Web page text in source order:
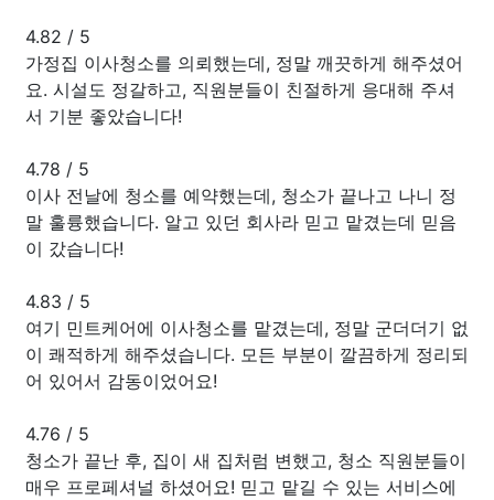
4.82 / 5
가정집 이사청소를 의뢰했는데, 정말 깨끗하게 해주셨어
요. 시설도 정갈하고, 직원분들이 친절하게 응대해 주셔
서 기분 좋았습니다!
4.78 / 5
이사 전날에 청소를 예약했는데, 청소가 끝나고 나니 정
말 훌륭했습니다. 알고 있던 회사라 믿고 맡겼는데 믿음
이 갔습니다!
4.83 / 5
여기 민트케어에 이사청소를 맡겼는데, 정말 군더더기 없
이 쾌적하게 해주셨습니다. 모든 부분이 깔끔하게 정리되
어 있어서 감동이었어요!
4.76 / 5
청소가 끝난 후, 집이 새 집처럼 변했고, 청소 직원분들이
매우 프로페셔널 하셨어요! 믿고 맡길 수 있는 서비스에